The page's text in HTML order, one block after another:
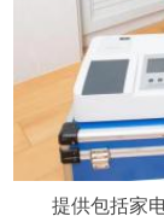
提供包括家电